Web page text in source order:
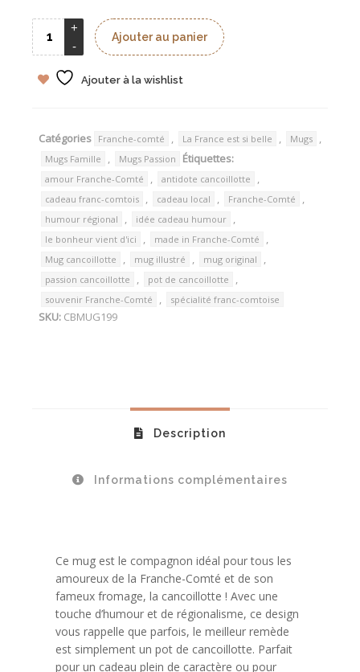
Ajouter au panier
Ajouter à la wishlist
Catégories Franche-comté , La France est si belle , Mugs ,
Mugs Famille , Mugs Passion Étiquettes:
amour Franche-Comté , antidote cancoillotte ,
cadeau franc-comtois , cadeau local , Franche-Comté ,
humour régional , idée cadeau humour ,
le bonheur vient d'ici , made in Franche-Comté ,
Mug cancoillotte , mug illustré , mug original ,
passion cancoillotte , pot de cancoillotte ,
souvenir Franche-Comté , spécialité franc-comtoise
SKU: CBMUG199
Description
Informations complémentaires
Ce mug est le compagnon idéal pour tous les
amoureux de la Franche-Comté et de son
fameux fromage, la cancoillotte ! Avec une
touche d’humour et de régionalisme, ce design
vous rappelle que parfois, le meilleur remède
est simplement un pot de cancoillotte. Parfait
pour un cadeau plein de caractère ou pour